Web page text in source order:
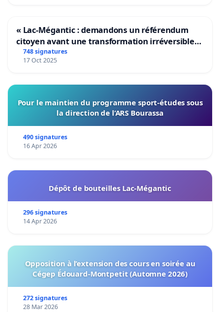
« Lac-Mégantic : demandons un référendum
citoyen avant une transformation irréversible
de notre territoire »
748 signatures
17 Oct 2025
Pour le maintien du programme sport-études sous
la direction de l’ARS Bourassa
490 signatures
16 Apr 2026
Dépôt de bouteilles Lac-Mégantic
296 signatures
14 Apr 2026
Opposition à l’extension des cours en soirée au
Cégep Édouard-Montpetit (Automne 2026)
272 signatures
28 Mar 2026